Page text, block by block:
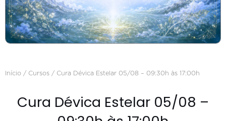
Início / Cursos / Cura Dévica Estelar 05/08 – 09:30h às 17:00h
Cura Dévica Estelar 05/08 –